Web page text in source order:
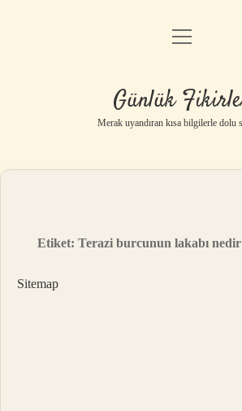
Anasayfa
Yasal Uyarı
menüyü
Günlük
Merak uyandıran kısa bilgilerle dolu
Etiket:Terazi burcunun lakabı nedir
Sitemap